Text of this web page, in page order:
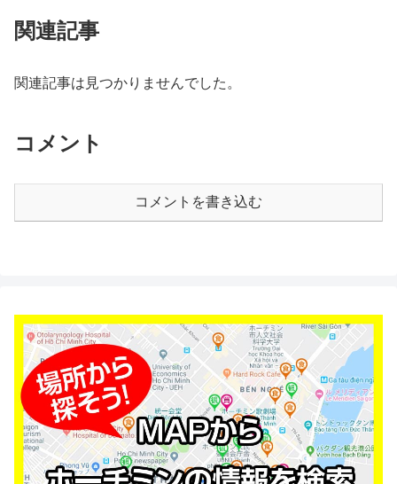
関連記事
関連記事は見つかりませんでした。
コメント
コメントを書き込む